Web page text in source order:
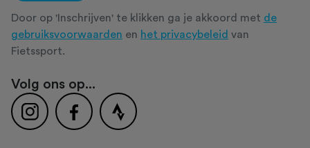
Door op 'Inschrijven' te klikken ga je akkoord met de
gebruiksvoorwaarden en het privacybeleid van
Fietssport.
Volg ons op...